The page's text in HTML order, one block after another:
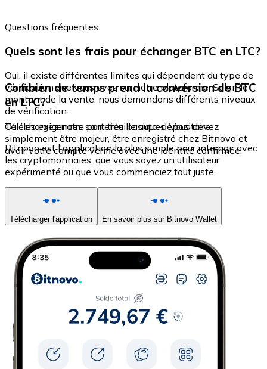
Questions fréquentes
Quels sont les frais pour échanger BTC en LTC?
Oui, il existe différentes limites qui dépendent du type de
vérification que vous avez sur notre plateforme. Selon le
montant de la vente, nous demandons différents niveaux
de vérification.
Combien de temps prend la conversion de BTC
en LTC?
Oui, les exigences sont très basiques. Vous devez
simplement être majeur, être enregistré chez Bitnovo et
avoir votre compte vérifié avec une identité confirmée.
Téléchargez notre portefeuille auto-dépositaire
Bitnovo est l'application la plus simple pour interagir avec
les cryptomonnaies, que vous soyez un utilisateur
expérimenté ou que vous commenciez tout juste.
Télécharger l'application En savoir plus sur Bitnovo Wallet